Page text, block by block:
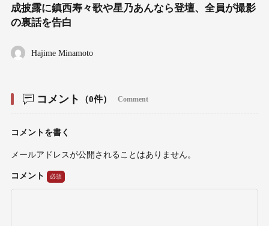
成披露に鎮西寿々歌や星乃あんなら登壇、全員が撮影
の裏話を告白
Hajime Minamoto
コメント （0件） Comment
コメントを書く
メールアドレスが公開されることはありません。
コメント